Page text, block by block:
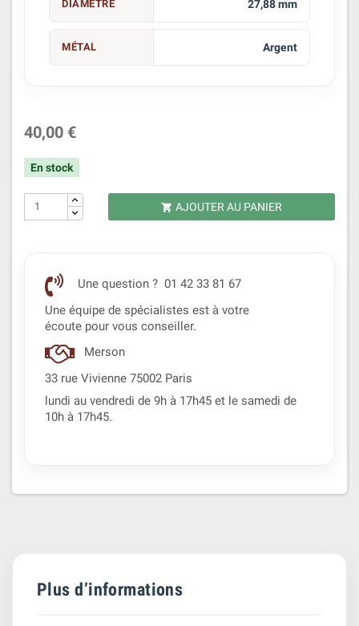
DIAMÈTRE 27,88 mm
MÉTAL Argent
40,00 €
En stock
 AJOUTER AU PANIER
Une question ? 01 42 33 81 67
Une équipe de spécialistes est à votre
écoute pour vous conseiller.
Merson
33 rue Vivienne 75002 Paris
lundi au vendredi de 9h à 17h45 et le samedi de
10h à 17h45.
Plus d’informations